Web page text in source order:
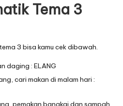
Tema 3
3 bisa kamu cek dibawah.
daging : ELANG
cari makan di malam hari :
pemakan bangkai dan sampah